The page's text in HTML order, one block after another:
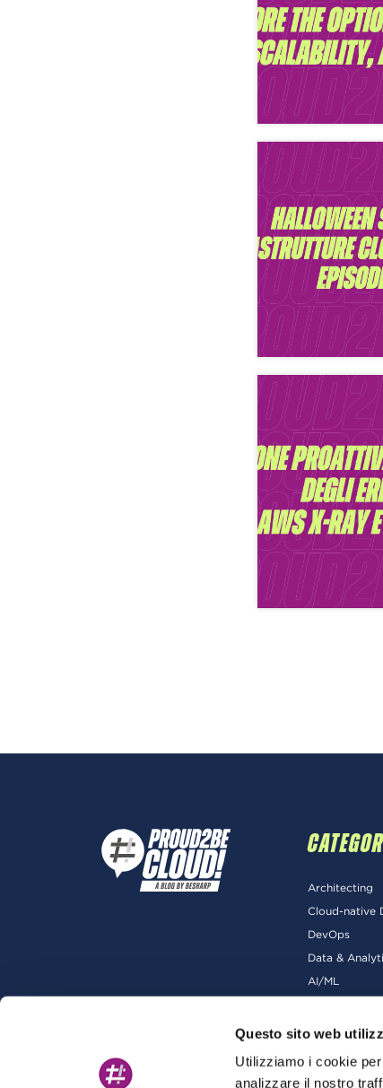
Questo sito web
Utilizziamo i cookie
analizzare il nostro
Architecting
Cloud-native
DevOps
Data &
AI/ML